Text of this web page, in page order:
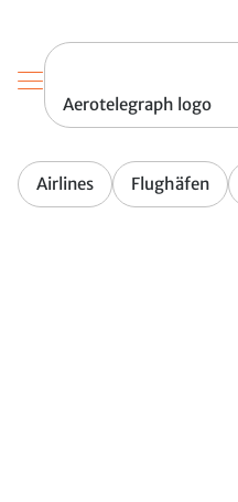
Aerotelegraph logo
Airlines Flughäfen